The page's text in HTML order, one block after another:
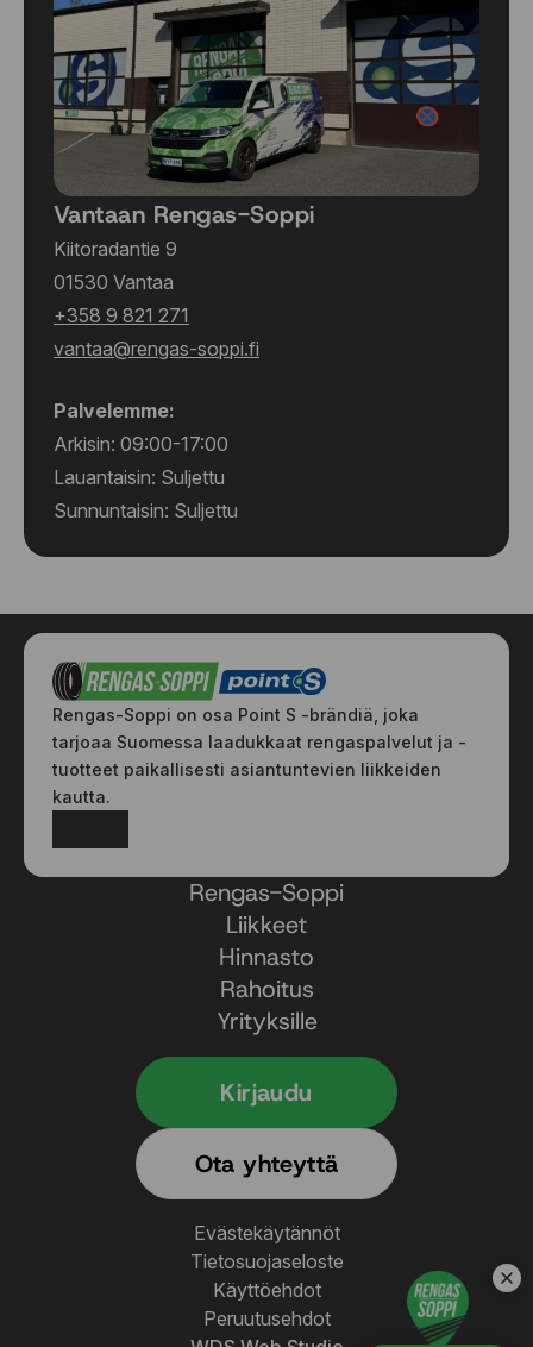
Vantaan Rengas-Soppi
Kiitoradantie 9
01530 Vantaa
+358 9 821 271
vantaa@rengas-soppi.fi
Palvelemme:
Arkisin: 09:00-17:00
Lauantaisin: Suljettu
Sunnuntaisin: Suljettu
Rengas-Soppi on osa Point S -brändiä, joka
tarjoaa Suomessa laadukkaat rengaspalvelut ja -
tuotteet paikallisesti asiantuntevien liikkeiden
kautta.
Rengas-Soppi
Liikkeet
Hinnasto
Rahoitus
Yrityksille
Kirjaudu
Ota yhteyttä
Evästekäytännöt
Tietosuojaseloste
Käyttöehdot
Peruutusehdot